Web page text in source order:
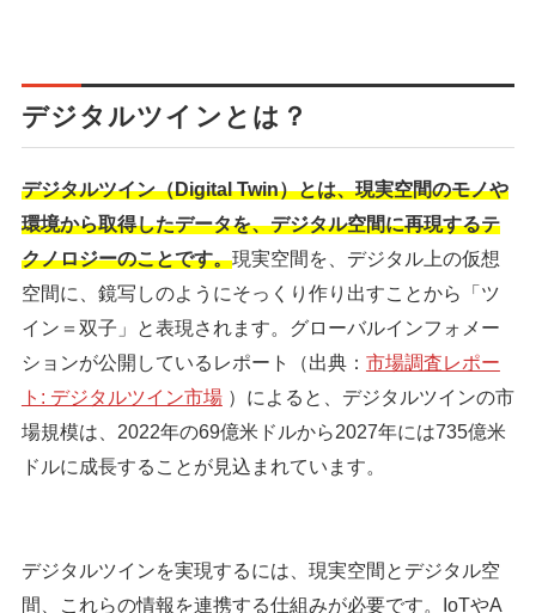
デジタルツインとは？
デジタルツイン（Digital Twin）とは、現実空間のモノや
環境から取得したデータを、デジタル空間に再現するテ
クノロジーのことです。現実空間を、デジタル上の仮想
空間に、鏡写しのようにそっくり作り出すことから「ツ
イン＝双子」と表現されます。グローバルインフォメー
ションが公開しているレポート（出典： 市場調査レポー
ト: デジタルツイン市場）によると、デジタルツインの市
場規模は、2022年の69億米ドルから2027年には735億米
ドルに成長することが見込まれています。
デジタルツインを実現するには、現実空間とデジタル空
間、これらの情報を連携する仕組みが必要です。IoTやA